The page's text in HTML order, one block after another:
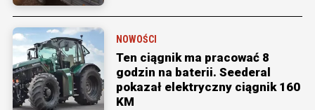
NOWOŚCI
Ten ciągnik ma pracować 8
godzin na baterii. Seederal
pokazał elektryczny ciągnik 160
KM